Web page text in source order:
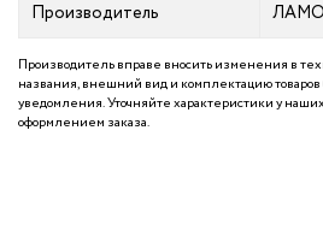
Производитель ЛАМО
Производитель вправе вносить изменения в
названия, внешний вид и комплектацию товаров
уведомления. Уточняйте характеристики у
оформлением заказа.